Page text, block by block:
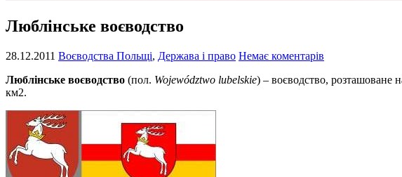
Люблінське воєводство
28.12.2011 Воєводства Польщі, Держава і право Немає коментарів
Люблінське воєводство (пол. Województwo lubelskie) – воєводство, розташоване
км2.